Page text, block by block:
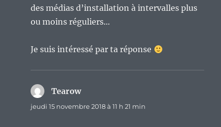
des médias d’installation à intervalles plus
ou moins réguliers…
Je suis intéressé par ta réponse
Tearowdit :
jeudi 15 novembre 2018 à 11 h 21 min